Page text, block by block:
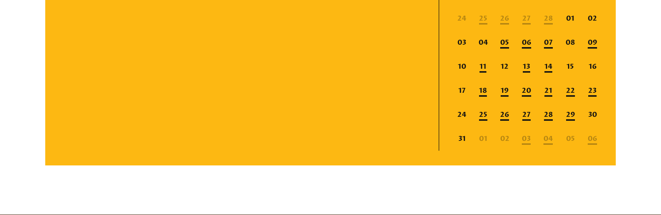
24 25 26 27 28 01 02
03 04 05 06 07 08 09
10 11 12 13 14 15 16
17 18 19 20 21 22 23
24 25 26 27 28 29 30
31 01 02 03 04 05 06